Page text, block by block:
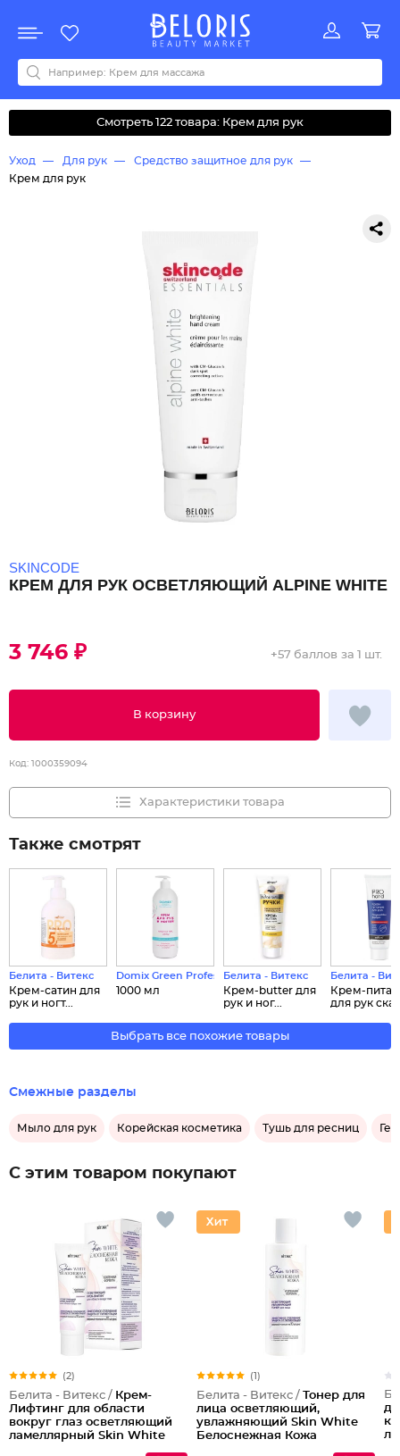
Акции
Все бренды
0-9ABCDEFGHIJKLMNOPQRSTUVWYZАБВДЗИМОКЛНПРСТУФ
Смотреть 122 товара: Крем для рук
Уход Для рук
Средство защитное для рук
Крем для рук
SKINCODE
КРЕМ ДЛЯ РУК ОСВЕТЛЯЮЩИЙ ALPINE WHITE
3 746 ₽
В корзину
+57 баллов за 1 шт.
Код: 1000359094
Характеристики товара
Также смотрят
Белита - Витекс
Крем-сатин для
рук и ногт...
Domix Green Professional
1000 мл
Белита - Витекс
Крем-butter для
рук и ног...
Белита -
Крем-
для рук
Выбрать все похожие товары
Смежные разделы
Мыло для рук Корейская косметика Тушь для ресниц
С этим товаром покупают
(2)
Белита - Витекс / Крем-
Лифтинг для области
вокруг глаз осветляющий
ламеллярный Skin White
(1)
Белита - Витекс / Тонер для
лица осветляющий,
увлажняющий Skin White
Белоснежная Кожа